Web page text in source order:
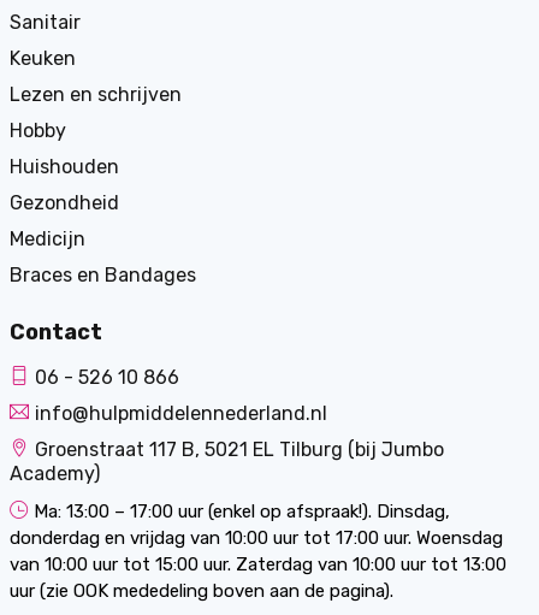
Sanitair
Keuken
Lezen en schrijven
Hobby
Huishouden
Gezondheid
Medicijn
Braces en Bandages
Contact
06 - 526 10 866
info@hulpmiddelennederland.nl
Groenstraat 117 B, 5021 EL Tilburg (bij Jumbo
Academy)
Ma: 13:00 – 17:00 uur (enkel op afspraak!). Dinsdag,
donderdag en vrijdag van 10:00 uur tot 17:00 uur. Woensdag
van 10:00 uur tot 15:00 uur. Zaterdag van 10:00 uur tot 13:00
uur (zie OOK mededeling boven aan de pagina).